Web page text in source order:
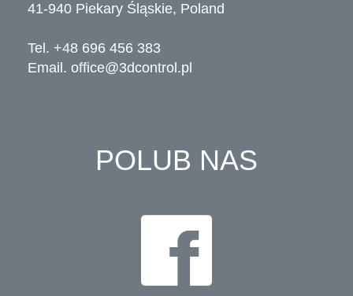
41-940 Piekary Śląskie, Poland
Tel. +48 696 456 383
Email. office@3dcontrol.pl
POLUB NAS